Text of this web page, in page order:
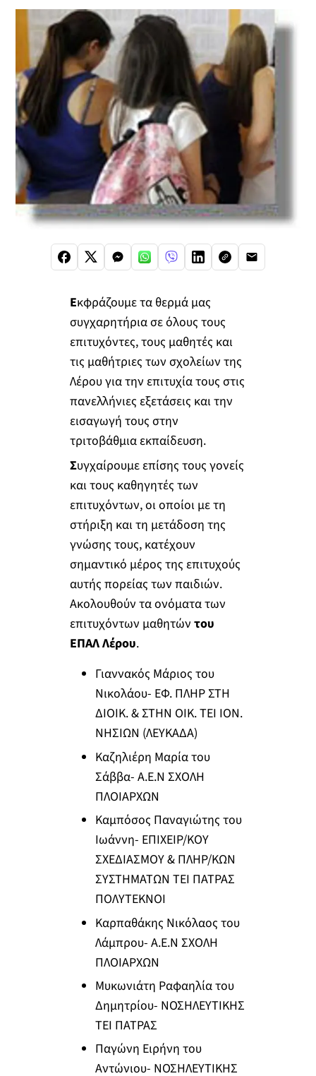
Εκφράζουμε τα θερμά μας
συγχαρητήρια σε όλους τους
επιτυχόντες, τους μαθητές και
τις μαθήτριες των σχολείων της
Λέρου για την επιτυχία τους στις
πανελλήνιες εξετάσεις και την
εισαγωγή τους στην
τριτοβάθμια εκπαίδευση.
Συγχαίρουμε επίσης τους γονείς
και τους καθηγητές των
επιτυχόντων, οι οποίοι με τη
στήριξη και τη μετάδοση της
γνώσης τους, κατέχουν
σημαντικό μέρος της επιτυχούς
αυτής πορείας των παιδιών.
Ακολουθούν τα ονόματα των
επιτυχόντων μαθητών του
ΕΠΑΛ Λέρου.
Γιαννακός Μάριος του
Νικολάου- ΕΦ. ΠΛΗΡ ΣΤΗ
ΔΙΟΙΚ. & ΣΤΗΝ ΟΙΚ. ΤΕΙ ΙΟΝ.
ΝΗΣΙΩΝ (ΛΕΥΚΑΔΑ)
Καζηλιέρη Μαρία του
Σάββα- Α.Ε.Ν ΣΧΟΛΗ
ΠΛΟΙΑΡΧΩΝ
Καμπόσος Παναγιώτης του
Ιωάννη- ΕΠΙΧΕΙΡ/ΚΟΥ
ΣΧΕΔΙΑΣΜΟΥ & ΠΛΗΡ/ΚΩΝ
ΣΥΣΤΗΜΑΤΩΝ ΤΕΙ ΠΑΤΡΑΣ
ΠΟΛΥΤΕΚΝΟΙ
Καρπαθάκης Νικόλαος του
Λάμπρου- Α.Ε.Ν ΣΧΟΛΗ
ΠΛΟΙΑΡΧΩΝ
Μυκωνιάτη Ραφαηλία του
Δημητρίου- ΝΟΣΗΛΕΥΤΙΚΗΣ
ΤΕΙ ΠΑΤΡΑΣ
Παγώνη Ειρήνη του
Αντώνιου- ΝΟΣΗΛΕΥΤΙΚΗΣ